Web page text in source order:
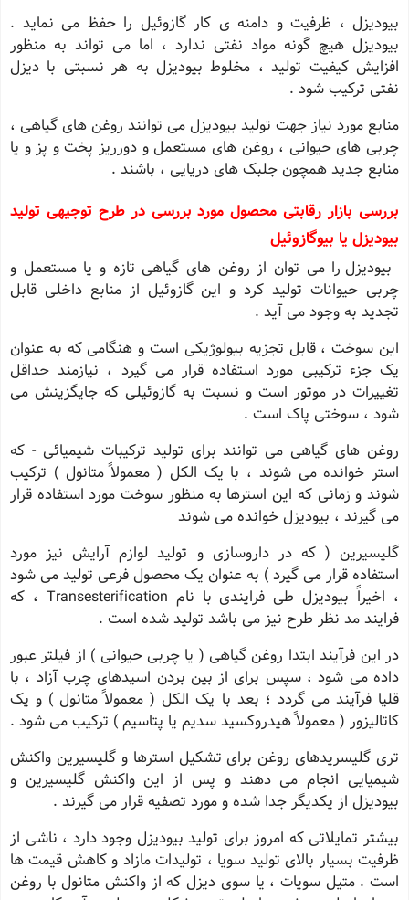
بیودیزل ، ظرفیت و دامنه ی کار گازوئیل را حفظ می‌ نماید .
بیودیزل هیچ گونه مواد نفتی ندارد ، اما می تواند به منظور
افزایش کیفیت تولید ، مخلوط بیودیزل به هر نسبتی با دیزل
نفتی ترکیب شود .
منابع مورد نیاز جهت تولید بیودیزل می توانند روغن های گیاهی ،
چربی های حیوانی ، روغن های مستعمل و دورریز پخت و پز و یا
منابع جدید همچون جلبک های دریایی ، باشند .
بررسی بازار رقابتی محصول مورد بررسی در طرح توجیهی تولید
بیودیزل یا بیوگازوئیل
بیودیزل را می توان از روغن های گیاهی تازه و یا مستعمل و
چربی حیوانات تولید کرد و این گازوئیل از منابع داخلی قابل
تجدید به وجود می آید .
این سوخت ، قابل تجزیه بیولوژیکی است و هنگامی که به عنوان
یک جزء ترکیبی مورد استفاده قرار می گیرد ، نیازمند حداقل
تغییرات در موتور است و نسبت به گازوئیلی که جایگزینش می
شود ، سوختی پاک است .
روغن های گیاهی می توانند برای تولید ترکیبات شیمیائی - که
استر خوانده می شوند ، با یک الکل ( معمولاً متانول ) ترکیب
شوند و زمانی که این استرها به منظور سوخت مورد استفاده قرار
می گیرند ، بیودیزل خوانده می شوند
گلیسیرین ( که در داروسازی و تولید لوازم آرایش نیز مورد
استفاده قرار می گیرد ) به عنوان یک محصول فرعی تولید می شود
، اخیراً بیودیزل طی فرایندی با نام Transesterification ، که
فرایند مد نظر طرح نیز می باشد تولید شده است .
در این فرآیند ابتدا روغن گیاهی ( یا چربی حیوانی ) از فیلتر عبور
داده می شود ، سپس برای از بین بردن اسیدهای چرب آزاد ، با
قلیا فرآیند می گردد ؛ بعد با یک الکل ( معمولاً متانول ) و یک
کاتالیزور ( معمولاً هیدروکسید سدیم یا پتاسیم ) ترکیب می شود .
تری گلیسریدهای روغن برای تشکیل استرها و گلیسیرین واکنش
شیمیایی انجام می دهند و پس از این واکنش گلیسیرین و
بیودیزل از یکدیگر جدا شده و مورد تصفیه قرار می گیرند .
بیشتر تمایلاتی که امروز برای تولید بیودیزل وجود دارد ، ناشی از
ظرفیت بسیار بالای تولید سویا ، تولیدات مازاد و کاهش قیمت ها
است . متیل سویات ، یا سوی دیزل که از واکنش متانول با روغن